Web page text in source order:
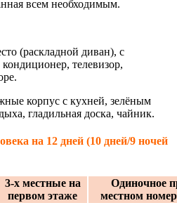
всем необходимым.
(раскладной диван), с
телевизор,
корпус с кухней, зелёным
гладильная доска, чайник.
на 12 дней (10 дней/9 ночей
3-х местные на
первом этаже
Одиночное
местном